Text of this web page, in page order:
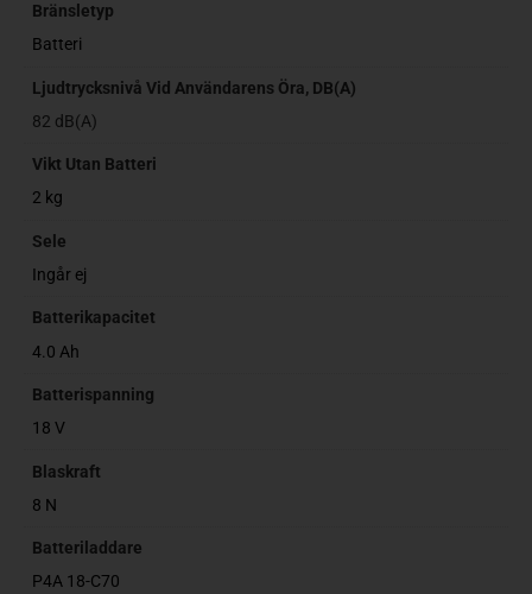
Bränsletyp
Batteri
Ljudtrycksnivå Vid Användarens Öra, DB(A)
82 dB(A)
Vikt Utan Batteri
2 kg
Sele
Ingår ej
Batterikapacitet
4.0 Ah
Batterispanning
18 V
Blaskraft
8 N
Batteriladdare
P4A 18-C70